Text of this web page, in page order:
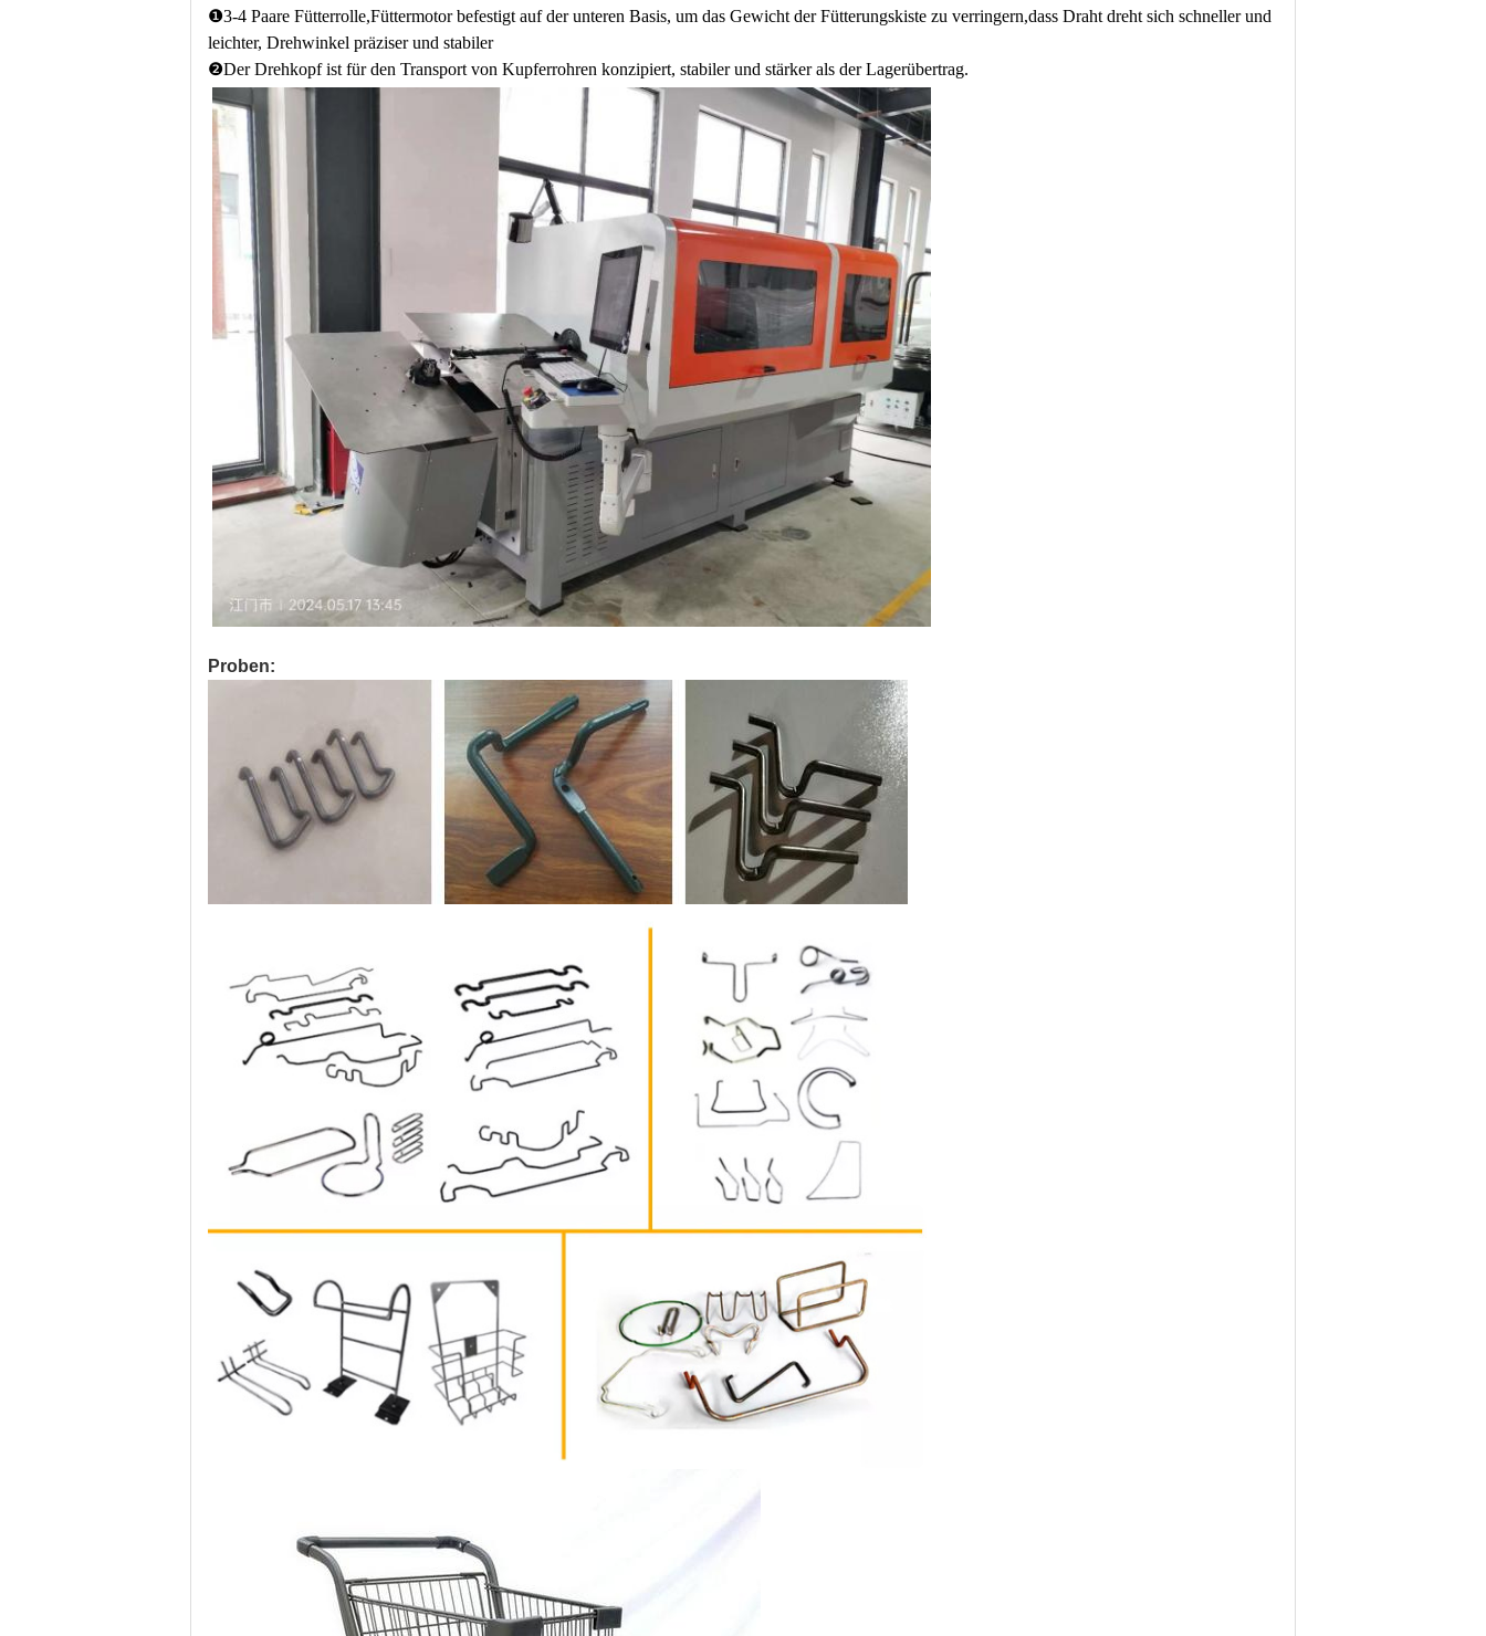
❶3-4 Paare Fütterrolle,Füttermotor befestigt auf der unteren Basis, um das Gewicht der Fütterungskiste zu verringern,dass Draht dreht sich schneller und
leichter, Drehwinkel präziser und stabiler
❷Der Drehkopf ist für den Transport von Kupferrohren konzipiert, stabiler und stärker als der Lagerübertrag.
Proben: